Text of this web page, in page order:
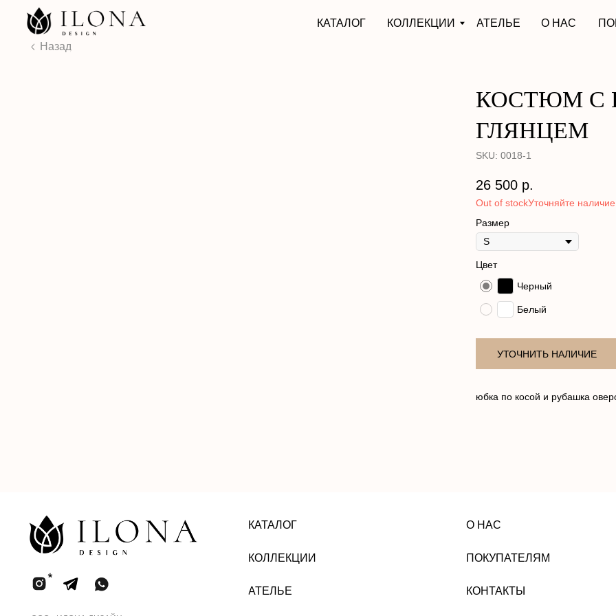
КАТАЛОГ АТЕЛЬЕ
КОЛЛЕКЦИИ О НАС ПОКУПАТЕЛЯМ
Назад
КОСТЮМ С
ГЛЯНЦЕМ
SKU: 0018-1
26 500 р.
Out of stock
Размер
Цвет
Черный
Белый
УТОЧНИТЬ НАЛИЧИЕ
юбка по косой и рубашка
ООО «ИЛОНА ДИЗАЙН»
д. ДВЛД. 15, Чеченская Республика, р-н
Ачхой-Мартановский, г. ЯНДИ
АТЕЛЬЕ КОНТАКТЫ